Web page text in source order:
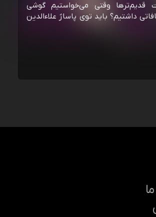
قدیم‌ترها وقتی می‌خواستیم گوشی
داشتیم؟ باید توی پاساژ علاءالدین